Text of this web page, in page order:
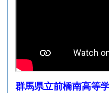
群馬県立前橋南高等